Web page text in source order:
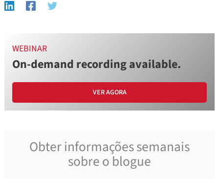
WEBINAR
On-demand recording available.
VER AGORA
Obter informações semanais
sobre o blogue